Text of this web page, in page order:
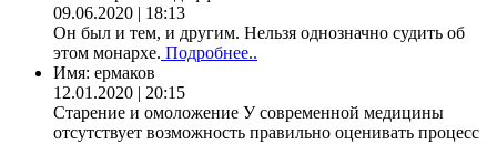
09.06.2020 | 18:13
Он был и тем, и другим. Нельзя однозначно судить об
этом монархе. Подробнее..
Имя: ермаков
12.01.2020 | 20:15
Старение и омоложение У современной медицины
отсутствует возможность правильно оценивать процесс